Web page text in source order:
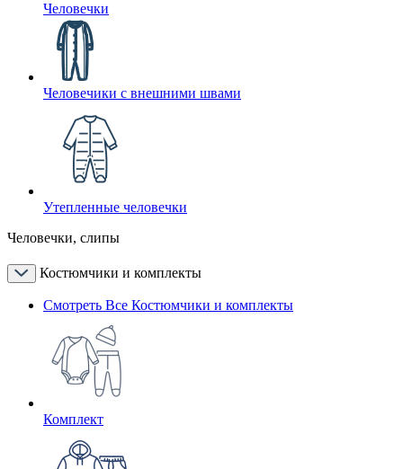
Человечки
Человечики с внешними швами
Утепленные человечки
Человечки, слипы
Костюмчики и комплекты
Смотреть Все Костюмчики и комплекты
Комплект